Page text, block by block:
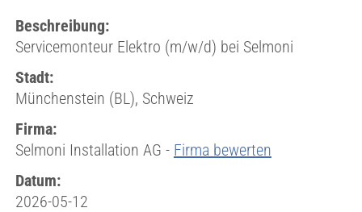
Beschreibung:
Servicemonteur Elektro (m/w/d) bei Selmoni
Stadt:
Münchenstein (BL), Schweiz
Firma:
Selmoni Installation AG - Firma bewerten
Datum:
2026-05-12